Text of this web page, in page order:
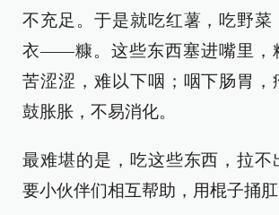
不充足。于是就吃红薯，吃野菜
衣——糠。这些东西塞进嘴里，
苦涩涩，难以下咽；咽下肠胃，
鼓胀胀，不易消化。
最难堪的是，吃这些东西，拉不
要小伙伴们相互帮助，用棍子捅肛